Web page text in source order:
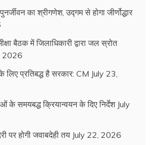
का श्रीगणेश, उद्गम से होगा जीर्णोद्धार
बैठक में जिलाधिकारी द्वारा जल स्रोत
2026
प्रतिबद्ध है सरकार: CM July 23,
के समयबद्ध क्रियान्वयन के दिए निर्देश July
पर होगी जवाबदेही तय July 22, 2026